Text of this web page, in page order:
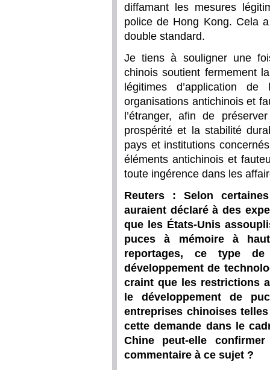
diffamant les mesures
police de Hong Kong. Cela
double standard.
Je tiens à souligner une
chinois soutient fermement
légitimes d’application
organisations antichinois et
l’étranger, afin de
prospérité et la stabilité
pays et institutions
éléments antichinois et
toute ingérence dans les
Reuters : Selon
auraient déclaré à des
que les États-Unis
puces à mémoire à
reportages, ce type
développement de
craint que les restrictions
le développement de
entreprises chinoises
cette demande dans le
Chine peut-elle
commentaire à ce sujet ?